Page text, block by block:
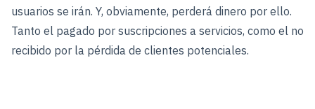
usuarios se irán. Y, obviamente, perderá dinero por ello.
Tanto el pagado por suscripciones a servicios, como el no
recibido por la pérdida de clientes potenciales.